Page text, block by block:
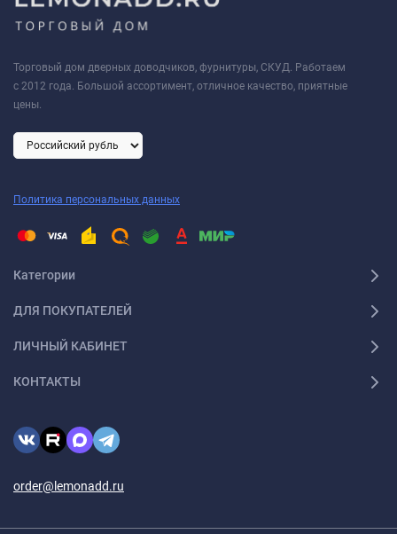
Торговый дом дверных доводчиков, фурнитуры, СКУД. Работаем
с 2012 года. Большой ассортимент, отличное качество, приятные
цены.
Политика персональных данных
Категории
ДЛЯ ПОКУПАТЕЛЕЙ
ЛИЧНЫЙ КАБИНЕТ
КОНТАКТЫ
order@lemonadd.ru